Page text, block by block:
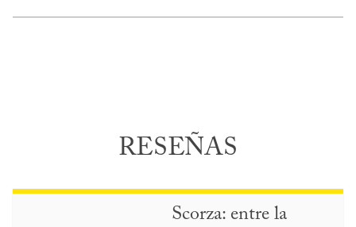
RESEÑAS
Scorza: entre la